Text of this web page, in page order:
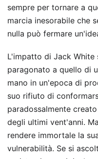
sempre per tornare a
marcia inesorabile che
nulla può fermare
L'impatto di Jack White
paragonato a quello di
mano in un'epoca di
suo rifiuto di
paradossalmente
degli ultimi vent'anni.
rendere immortale la
vulnerabilità. Se si